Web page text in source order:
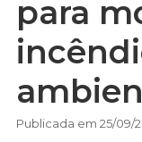
para
Publicada em 25/09/